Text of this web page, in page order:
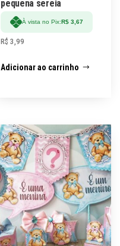
pequena sereia
À vista no Pix:R$ 3,67
R$ 3,99
Adicionar ao carrinho